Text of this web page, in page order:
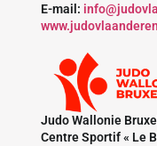
E-mail:
Judo Wallonie
Centre Sportif « Le